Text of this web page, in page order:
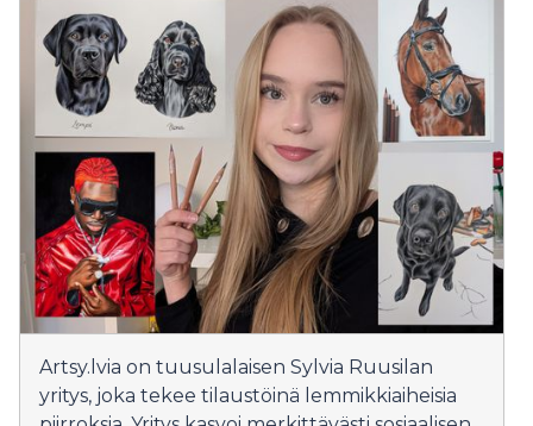
Artsy.lvia on tuusulalaisen Sylvia Ruusilan
yritys, joka tekee tilaustöinä lemmikkiaiheisia